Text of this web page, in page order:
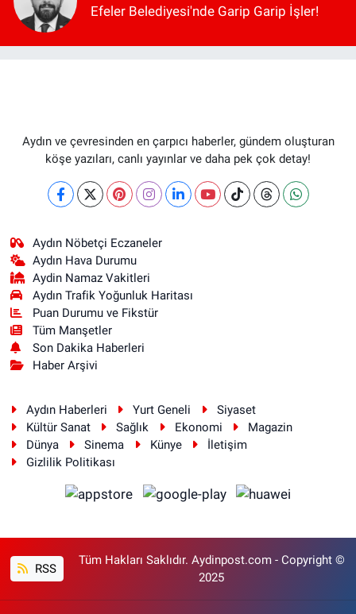
Efeler Belediyesi'nde Garip Garip İşler!
Aydın ve çevresinden en çarpıcı haberler, gündem oluşturan
köşe yazıları, canlı yayınlar ve daha pek çok detay!
Aydın Nöbetçi Eczaneler
Aydın Hava Durumu
Aydin Namaz Vakitleri
Aydın Trafik Yoğunluk Haritası
Puan Durumu ve Fikstür
Tüm Manşetler
Son Dakika Haberleri
Haber Arşivi
Aydın Haberleri Yurt Geneli
Siyaset
Kültür Sanat
Sağlık Ekonomi
Magazin
Dünya
Sinema Künye
İletişim
Gizlilik Politikası
RSS
Tüm Hakları Saklıdır. Aydinpost.com - Copyright ©
2025